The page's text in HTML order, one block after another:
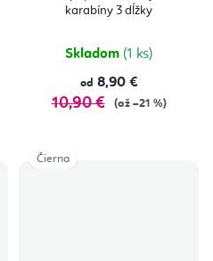
karabíny 3 dĺžky
Skladom (1 ks)
od 8,90 €
10,90 € (až –21 %)
Čierna